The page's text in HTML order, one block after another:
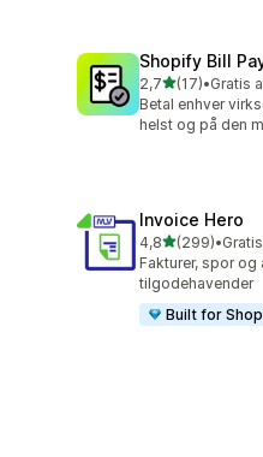
Shopify Bill
2,7ud af 5 stjerner
(17)
17 anmeldelser i
•Gratis
Betal enhver
helst og på den
Invoice Hero
4,8ud af 5 stjerner
(299)
299 anmeldelser
•
Fakturer, spor og
tilgodehavender
Built for